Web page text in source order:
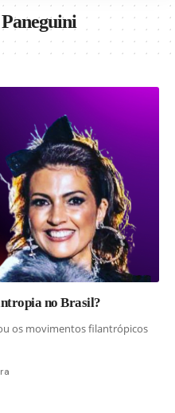
no Brasil?
os movimentos filantrópicos